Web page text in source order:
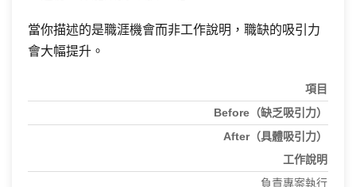
當你描述的是職涯機會而非工作說明，職缺的吸引力
會大幅提升。
項目
Before （缺乏吸引力）
After（具體吸引力）
工作說明
負責專案執行